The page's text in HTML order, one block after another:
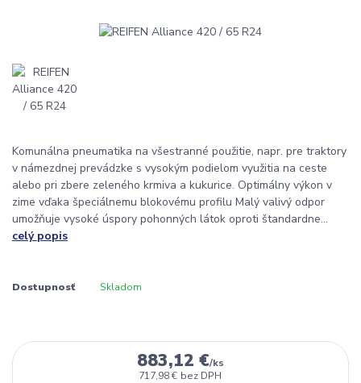
Komunálna pneumatika na všestranné použitie, napr. pre traktory
v námezdnej prevádzke s vysokým podielom využitia na ceste
alebo pri zbere zeleného krmiva a kukurice. Optimálny výkon v
zime vďaka špeciálnemu blokovému profilu Malý valivý odpor
umožňuje vysoké úspory pohonných látok oproti štandardne...
celý popis
Dostupnosť Skladom
883,12 €/ks
717,98 € bez DPH